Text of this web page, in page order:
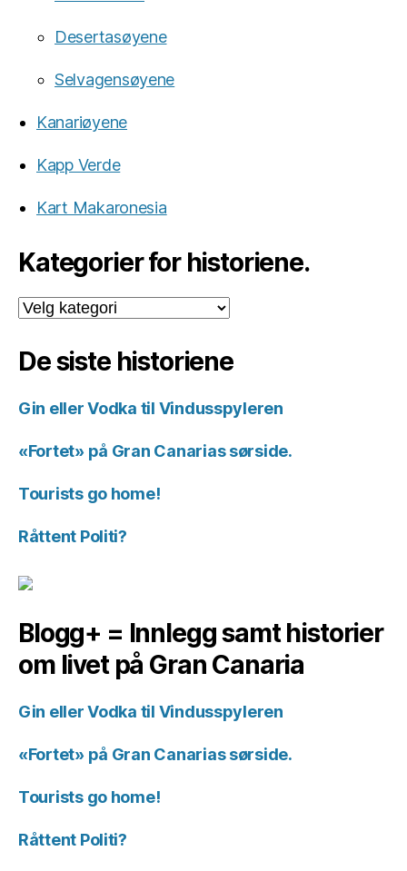
Desertasøyene
Selvagensøyene
Kanariøyene
Kapp Verde
Kart Makaronesia
Kategorier for historiene.
Kategorier
for
De siste historiene
Gin eller Vodka til Vindusspyleren
«Fortet» på Gran Canarias sørside.
Tourists go home!
Råttent Politi?
Blogg+ = Innlegg samt historier
om livet på Gran Canaria
Gin eller Vodka til Vindusspyleren
«Fortet» på Gran Canarias sørside.
Tourists go home!
Råttent Politi?